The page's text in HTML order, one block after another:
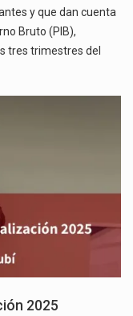
y que dan cuenta
Bruto (PIB),
tres trimestres del
2025